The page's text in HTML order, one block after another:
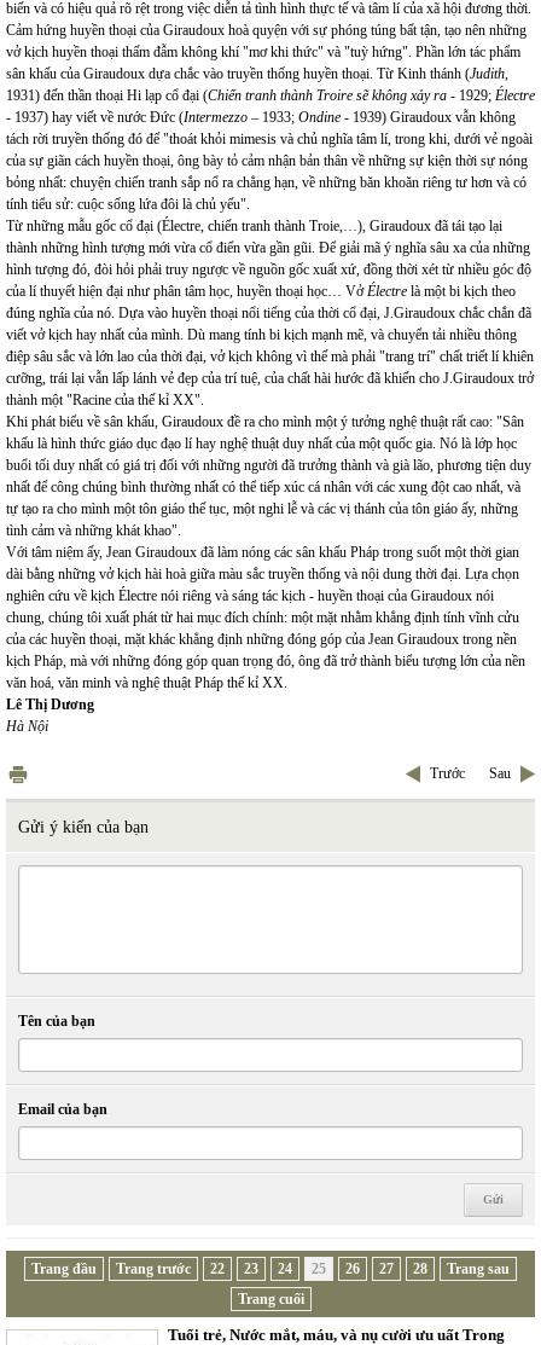
biến và có hiệu quả rõ rệt trong việc diễn tả tình hình thực tế và tâm lí của xã hội đương thời.
Cảm hứng huyền thoại của Giraudoux hoà quyện với sự phóng túng bất tận, tạo nên những
vở kịch huyền thoại thấm đẫm không khí "mơ khi thức" và "tuỳ hứng". Phần lớn tác phẩm
sân khấu của Giraudoux dựa chắc vào truyền thống huyền thoại. Từ Kinh thánh (Judith,
1931) đến thần thoại Hi lạp cổ đại (Chiến tranh thành Troire sẽ không xảy ra - 1929; Électre
- 1937) hay viết về nước Đức (Intermezzo – 1933; Ondine - 1939) Giraudoux vẫn không
tách rời truyền thống đó để "thoát khỏi mimesis và chủ nghĩa tâm lí, trong khi, dưới vẻ ngoài
của sự giãn cách huyền thoại, ông bày tỏ cảm nhận bản thân về những sự kiện thời sự nóng
bỏng nhất: chuyện chiến tranh sắp nổ ra chẳng hạn, về những băn khoăn riêng tư hơn và có
tính tiểu sử: cuộc sống lứa đôi là chủ yếu".
Từ những mẫu gốc cổ đại (Électre, chiến tranh thành Troie,…), Giraudoux đã tái tạo lại
thành những hình tượng mới vừa cổ điển vừa gần gũi. Để giải mã ý nghĩa sâu xa của những
hình tượng đó, đòi hỏi phải truy ngược về nguồn gốc xuất xứ, đồng thời xét từ nhiều góc độ
của lí thuyết hiện đại như phân tâm học, huyền thoại học… VởÉlectre là một bi kịch theo
đúng nghĩa của nó. Dựa vào huyền thoại nổi tiếng của thời cổ đại, J.Giraudoux chắc chắn đã
viết vở kịch hay nhất của mình. Dù mang tính bi kịch mạnh mẽ, và chuyển tải nhiều thông
điệp sâu sắc và lớn lao của thời đại, vở kịch không vì thế mà phải "trang trí" chất triết lí khiên
cưỡng, trái lại vẫn lấp lánh vẻ đẹp của trí tuệ, của chất hài hước đã khiến cho J.Giraudoux trở
thành một "Racine của thế kỉ XX".
Khi phát biểu về sân khấu, Giraudoux đề ra cho mình một ý tưởng nghệ thuật rất cao: "Sân
khấu là hình thức giáo dục đạo lí hay nghệ thuật duy nhất của một quốc gia. Nó là lớp học
buổi tối duy nhất có giá trị đối với những người đã trưởng thành và già lão, phương tiện duy
nhất để công chúng bình thường nhất có thể tiếp xúc cá nhân với các xung đột cao nhất, và
tự tạo ra cho mình một tôn giáo thế tục, một nghi lễ và các vị thánh của tôn giáo ấy, những
tình cảm và những khát khao".
Với tâm niệm ấy, Jean Giraudoux đã làm nóng các sân khấu Pháp trong suốt một thời gian
dài bằng những vở kịch hài hoà giữa màu sắc truyền thống và nội dung thời đại. Lựa chọn
nghiên cứu về kịch Électre nói riêng và sáng tác kịch - huyền thoại của Giraudoux nói
chung, chúng tôi xuất phát từ hai mục đích chính: một mặt nhằm khẳng định tính vĩnh cửu
của các huyền thoại, mặt khác khẳng định những đóng góp của Jean Giraudoux trong nền
kịch Pháp, mà với những đóng góp quan trọng đó, ông đã trở thành biểu tượng lớn của nền
văn hoá, văn minh và nghệ thuật Pháp thế kỉ XX.
Lê Thị Dương
Hà Nội
Trước Sau
Gửi ý kiến của bạn
Tên của bạn
Email của bạn
Trang đầu Trang trước 22 23 24 25 26 27 28
Trang sau
Trang cuối
Tuổi trẻ, Nước mắt, máu, và nụ cười ưu uất Trong